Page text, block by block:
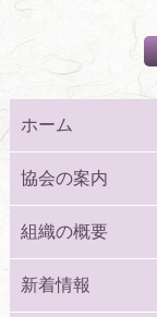
ホーム
協会の案内
組織の概要
新着情報